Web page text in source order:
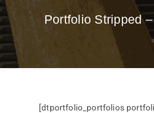
Portfolio Stripped
[dtportfolio_portfolios